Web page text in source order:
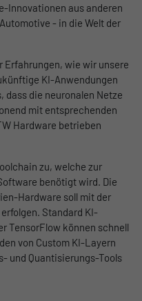
Innovationen aus anderen
- in die Welt der
Erfahrungen, wie wir unsere
KI-Anwendungen
die neuronalen Netze
mit entsprechenden
Hardware betrieben
zu, welche zur
benötigt wird. Die
Hardware soll mit der
Standard KI-
TensorFlow können schnell
von Custom KI-Layern
und Quantisierungs-Tools